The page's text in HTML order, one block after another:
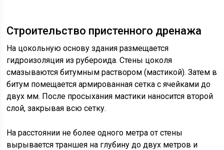
Строительство пристенного дренажа
На цокольную основу здания размещается
гидроизоляция из рубероида. Стены цоколя
смазываются битумным раствором (мастикой). Затем в
битум помещается армированная сетка с ячейками до
двух мм. После просыхания мастики наносится второй
слой, закрывая всю сетку.
На расстоянии не более одного метра от стены
вырывается траншея на глубину до двух метров и